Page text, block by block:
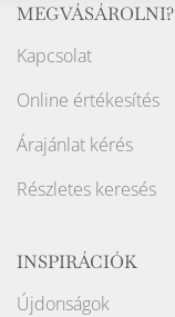
MEGVÁSÁROLNI?
Kapcsolat
Online értékesítés
Árajánlat kérés
Részletes keresés
INSPIRÁCIÓK
Újdonságok